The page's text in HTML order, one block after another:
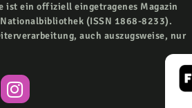
ist ein offiziell eingetragenes Magazin
(ISSN 1868-8233).
auch auszugsweise, nur